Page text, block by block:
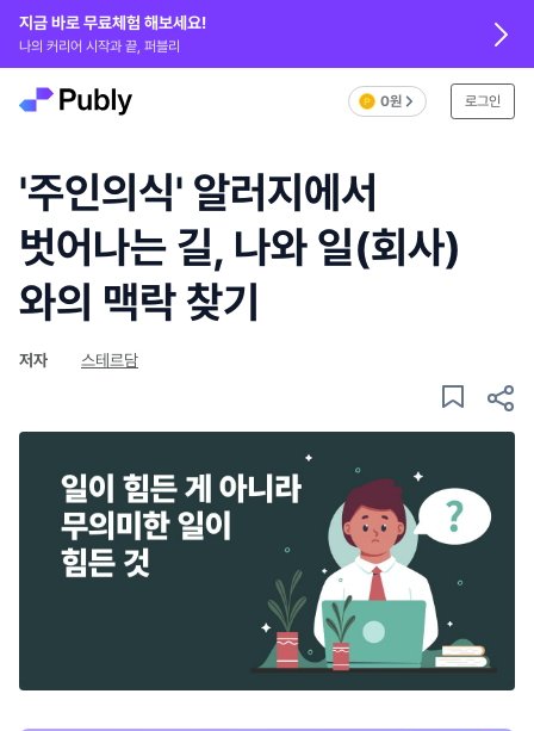
지금 바로 무료체험 해보세요!
나의 커리어 시작과 끝, 퍼블리
0원 로그인
'주인의식' 알러지에서
벗어나는 길, 나와 일(회사)
와의 맥락 찾기
저자 스테르담